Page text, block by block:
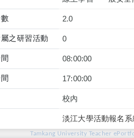
2.0
之研習活動 0
08:00:00
17:00:00
校內
淡江大學活動報名
Tamkang University Teacher